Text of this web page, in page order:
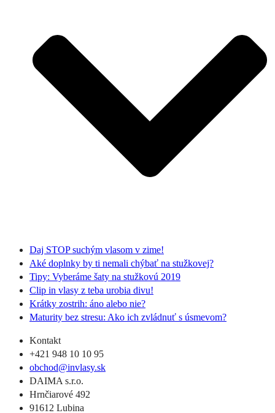
Daj STOP suchým vlasom v zime!
Aké doplnky by ti nemali chýbať na stužkovej?
Tipy: Vyberáme šaty na stužkovú 2019
Clip in vlasy z teba urobia divu!
Krátky zostrih: áno alebo nie?
Maturity bez stresu: Ako ich zvládnuť s úsmevom?
Kontakt
+421 948 10 10 95
obchod@invlasy.sk
DAIMA s.r.o.
Hrnčiarové 492
91612 Lubina